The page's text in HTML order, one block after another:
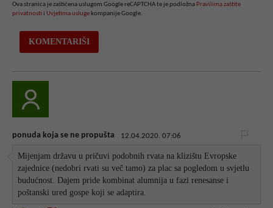
Ova stranica je zaštićena uslugom Google reCAPTCHA te je podložna Pravilima zaštite
privatnosti i Uvjetima usluge kompanije Google.
ponuda koja se ne propušta 12.04.2020. 07:06
Mijenjam državu u pričuvi podobnih rvata na klizištu Evropske
zajednice (nedobri rvati su več tamo) za plac sa pogledom u svjetlu
budućnost. Dajem pride kombinat alumnija u fazi renesanse i
poštanski ured gospe koji se adaptira.